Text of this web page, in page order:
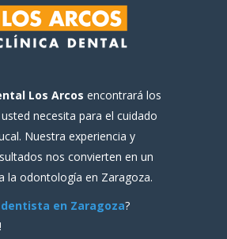
Los Arcos encontrará los
necesita para el cuidado
Nuestra experiencia y
nos convierten en un
la odontología en Zaragoza.
dentista en Zaragoza?